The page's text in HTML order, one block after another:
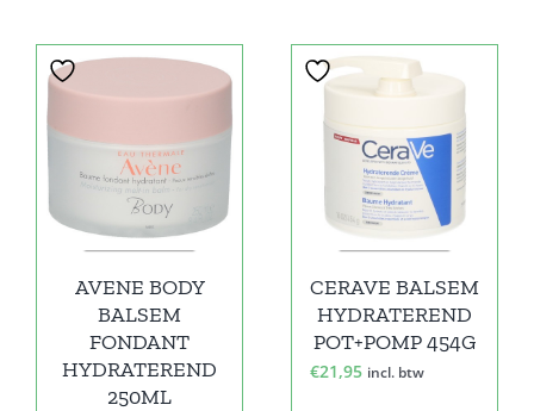
AVENE BODY
BALSEM
FONDANT
HYDRATEREND
250ML
CERAVE BALSEM
HYDRATEREND
POT+POMP 454G
€21,95 incl. btw